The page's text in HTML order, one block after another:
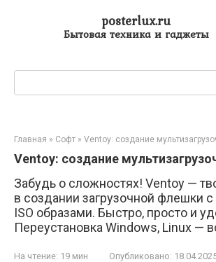
posterlux.ru
Бытовая техника и гаджеты
Главная » Софт » Ventoy: создание
Ventoy: создание
Забудь о сложностях! Ventoy —
в создании загрузочной флешки
ISO образами. Быстро, просто и
Переустановка Windows, Linux —
На чтение: 19 мин Опубликовано: